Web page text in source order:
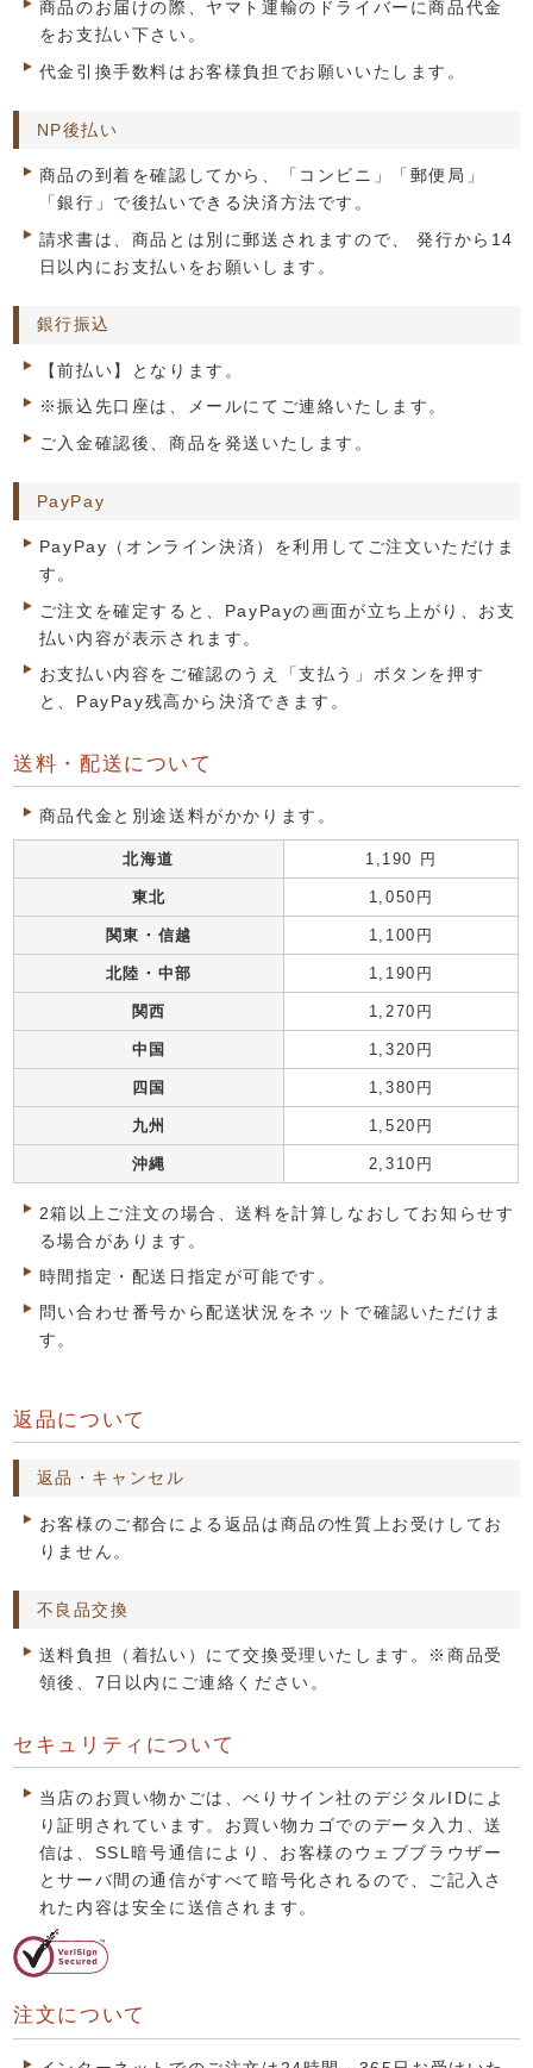
商品のお届けの際、ヤマト運輸のドライバーに商品代金
をお支払い下さい。
代金引換手数料はお客様負担でお願いいたします。
NP後払い
商品の到着を確認してから、「コンビニ」「郵便局」
「銀行」で後払いできる決済方法です。
請求書は、商品とは別に郵送されますので、 発行から14
日以内にお支払いをお願いします。
銀行振込
【前払い】となります。
※振込先口座は、メールにてご連絡いたします。
ご入金確認後、商品を発送いたします。
PayPay
PayPay（オンライン決済）を利用してご注文いただけま
す。
ご注文を確定すると、PayPayの画面が立ち上がり、お支
払い内容が表示されます。
お支払い内容をご確認のうえ「支払う」ボタンを押す
と、PayPay残高から決済できます。
送料・配送について
商品代金と別途送料がかかります。
北海道 1,190 円
東北 1,050円
関東・信越 1,100円
北陸・中部 1,190円
関西 1,270円
中国 1,320円
四国 1,380円
九州 1,520円
沖縄 2,310円
2箱以上ご注文の場合、送料を計算しなおしてお知らせす
る場合があります。
時間指定・配送日指定が可能です。
問い合わせ番号から配送状況をネットで確認いただけま
す。
返品について
返品・キャンセル
お客様のご都合による返品は商品の性質上お受けしてお
りません。
不良品交換
送料負担（着払い）にて交換受理いたします。※商品受
領後、7日以内にご連絡ください。
セキュリティについて
当店のお買い物かごは、べりサイン社のデジタルIDによ
り証明されています。お買い物カゴでのデータ入力、送
信は、SSL暗号通信により、お客様のウェブブラウザー
とサーバ間の通信がすべて暗号化されるので、ご記入さ
れた内容は安全に送信されます。
注文について